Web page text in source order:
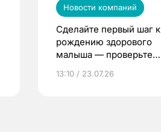
Новости компаний
Сделайте первый шаг к
рождению здорового
малыша — проверьте
по ОМС!
13:10 / 23.07.26